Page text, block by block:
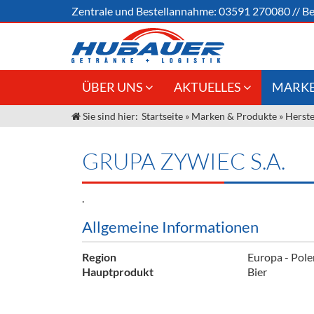
Zentrale und Bestellannahme: 03591 270080 //
ÜBER UNS
Jobs
Unser Team
AKTUELLES
Angebote Gastronomie &
Innovation - Die Neue Art des
Bierzapfens "DroughtMaster"
Termine
Weine &
Öle &
Sie sind hier: Startseite » Marken & Produkte »
GRUPA ZYWIEC S.A.
.
Allgemeine Informationen
Region
Europa -
Hauptprodukt
Bier